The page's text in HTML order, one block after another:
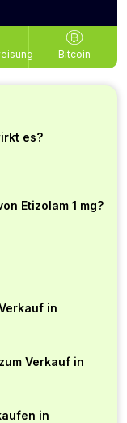
Bitcoin
es?
Etizolam 1 mg?
in
Verkauf in
in